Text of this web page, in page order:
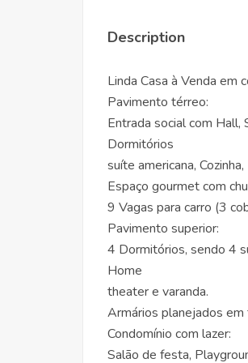
Description
Linda Casa à Venda em
Pavimento térreo:
Entrada social com Hall,
Dormitórios
suíte americana,
Espaço gourmet com
9 Vagas para carro (3
Pavimento superior:
4 Dormitórios, sendo 4
Home
theater e varanda.
Armários planejados
Condomínio com lazer:
Salão de festa,